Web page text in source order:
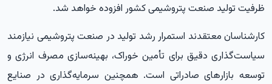
ظرفیت تولید صنعت پتروشیمی کشور افزوده خواهد شد.
کارشناسان معتقدند استمرار رشد تولید در صنعت پتروشیمی نیازمند
سیاست‌گذاری دقیق برای تأمین خوراک، بهینه‌سازی مصرف انرژی و
توسعه بازارهای صادراتی است. همچنین سرمایه‌گذاری در صنایع